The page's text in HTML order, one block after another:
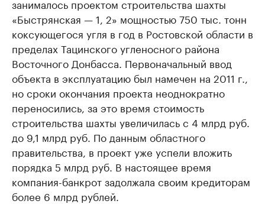
занималось проектом строительства шахты
«Быстрянская — 1, 2» мощностью 750 тыс. тонн
коксующегося угля в год в Ростовской области в
пределах Тацинского угленосного района
Восточного Донбасса. Первоначальный ввод
объекта в эксплуатацию был намечен на 2011 г.,
но сроки окончания проекта неоднократно
переносились, за это время стоимость
строительства шахты увеличилась с 4 млрд руб.
до 9,1 млрд руб. По данным областного
правительства, в проект уже успели вложить
порядка 5 млрд руб. В настоящее время
компания-банкрот задолжала своим кредиторам
более 6 млрд рублей.